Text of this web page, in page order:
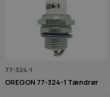
77-324-1
OREGON 77-324-1 Tændrør